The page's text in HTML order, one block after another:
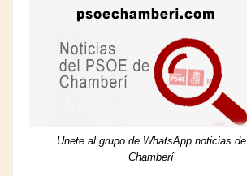
Unete al grupo de WhatsApp noticias de
Chamberí